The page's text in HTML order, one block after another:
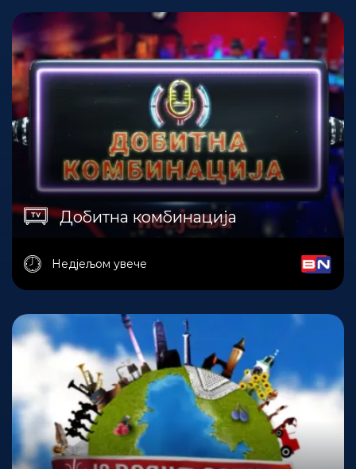
Добитна комбинација
Недјељом увече